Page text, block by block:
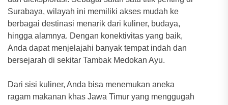
Surabaya, wilayah ini memiliki akses mudah ke
berbagai destinasi menarik dari kuliner, budaya,
hingga alamnya. Dengan konektivitas yang baik,
Anda dapat menjelajahi banyak tempat indah dan
bersejarah di sekitar Tambak Medokan Ayu.
Dari sisi kuliner, Anda bisa menemukan aneka
ragam makanan khas Jawa Timur yang menggugah